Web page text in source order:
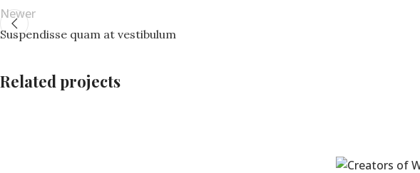
Newer
Suspendisse quam at vestibulum
Related projects